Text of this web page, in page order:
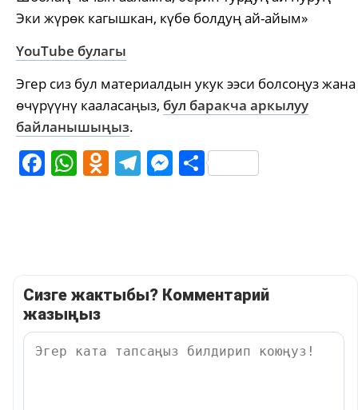
Эки жүрөк кагышкан, күбө болдуң ай-айым»
YouTube булагы
Эгер сиз бул материалдын укук ээси болсоңуз жана
өчүрүүнү кааласаңыз, бул баракча аркылуу
байланышыңыз.
Facebook
WhatsApp
Odnoklassniki
Telegram
Messenger
Share
Сизге жактыбы? Комментарий
жазыңыз